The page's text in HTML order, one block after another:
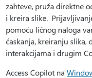
zahteve, pruža direktne
i kreira slike.
pomoću ličnog naloga
ćaskanja, kreiranju slika,
interakcijama i drugim
Access Copilot na